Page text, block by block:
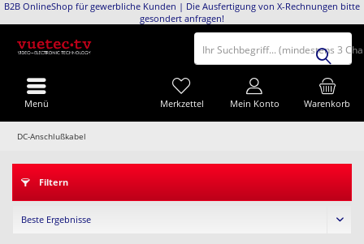
B2B OnlineShop für gewerbliche Kunden | Die Ausfertigung von X-Rechnungen bitte
gesondert anfragen!
Ihr Suchbegriff... (mindestens 3
Warenkorb
Merkzettel Mein Konto
Menü
DC-Anschlußkabel
Filtern